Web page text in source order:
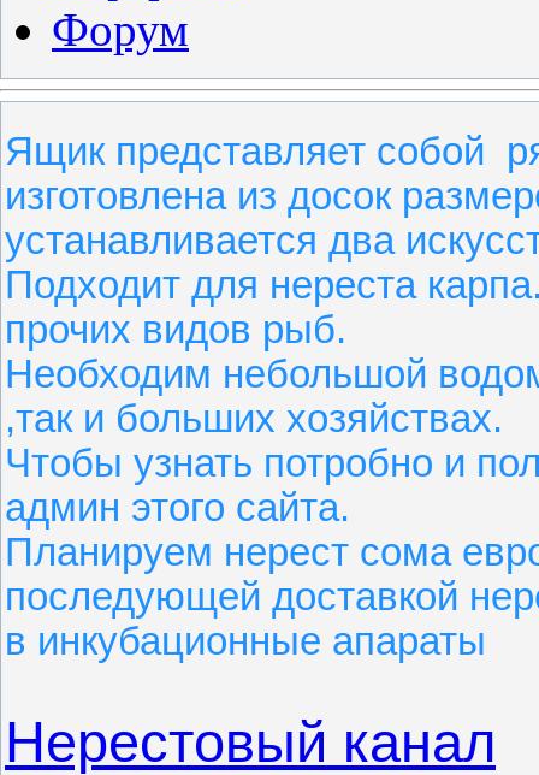
Форум
Ящик представляет собой
изготовлена из досок
устанавливается два
Подходит для нереста
прочих видов рыб.
Необходим небольшой
,так и больших хозяйствах.
Чтобы узнать потробно и
админ этого сайта.
Планируем нерест сома
последующей доставкой
в инкубационные апараты
Нерестовый канал